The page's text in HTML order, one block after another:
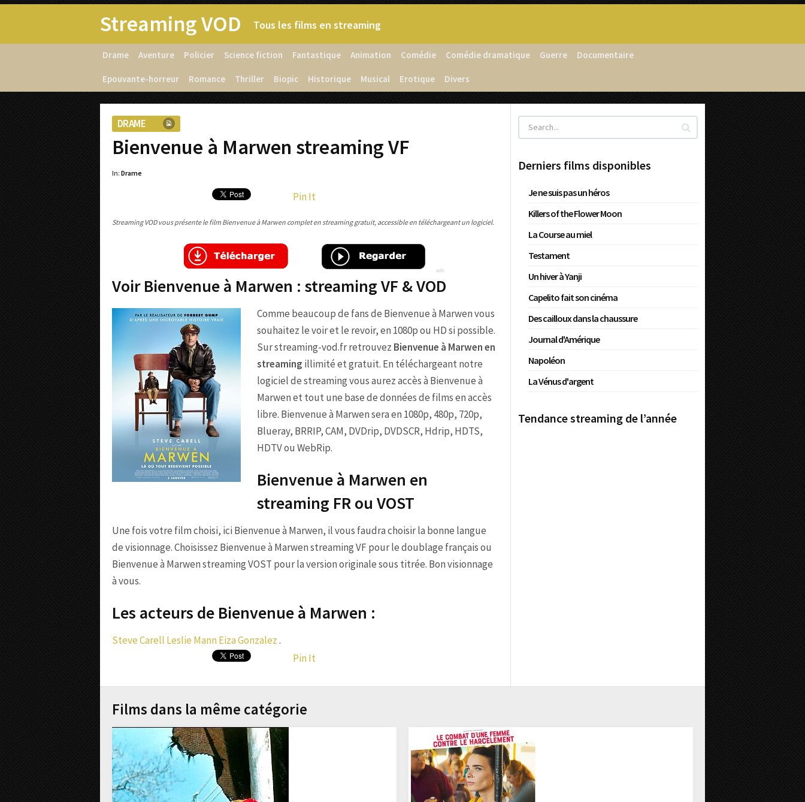
Streaming VOD Tous les films en streaming
Drame Aventure Policier Science fiction Fantastique Animation Comédie Comédie dramatique Guerre Documentaire
Epouvante-horreur Romance Thriller Biopic Historique Musical Erotique Divers
DRAME
Bienvenue à Marwen streaming VF
In: Drame
Pin It
Streaming VOD vous présente le film Bienvenue à Marwen complet en streaming gratuit, accessible en téléchargeant un logiciel.
Voir Bienvenue à Marwen : streaming VF & VOD
Comme beaucoup de fans de Bienvenue à Marwen vous
souhaitez le voir et le revoir, en 1080p ou HD si possible.
Sur streaming-vod.fr retrouvez Bienvenue à Marwen en
streaming illimité et gratuit. En téléchargeant notre
logiciel de streaming vous aurez accès à Bienvenue à
Marwen et tout une base de données de films en accès
libre. Bienvenue à Marwen sera en 1080p, 480p, 720p,
Blueray, BRRIP, CAM, DVDrip, DVDSCR, Hdrip, HDTS,
HDTV ou WebRip.
Bienvenue à Marwen en
streaming FR ou VOST
Une fois votre film choisi, ici Bienvenue à Marwen, il vous faudra choisir la bonne langue
de visionnage. Choisissez Bienvenue à Marwen streaming VF pour le doublage français ou
Bienvenue à Marwen streaming VOST pour la version originale sous titrée. Bon visionnage
à vous.
Les acteurs de Bienvenue à Marwen :
Steve Carell Leslie MannEiza Gonzalez.
Pin It
Derniers films disponibles
Je ne suis pas un héros
Killers of the Flower Moon
La Course au miel
Testament
Un hiver à Yanji
Capelito fait son cinéma
Des cailloux dans la chaussure
Journal d'Amérique
Napoléon
La Vénus d'argent
Tendance streaming de l’année
Films dans la même catégorie